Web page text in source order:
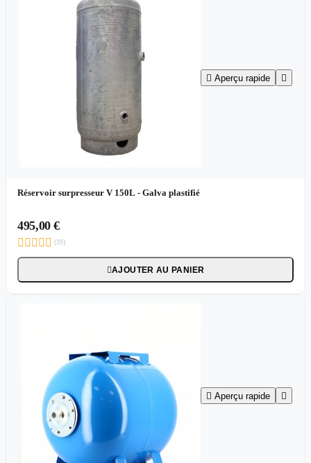
 Aperçu rapide 
Réservoir surpresseur V 150L - Galva plastifié
495,00 €
     (39)
AJOUTER AU PANIER
 Aperçu rapide 